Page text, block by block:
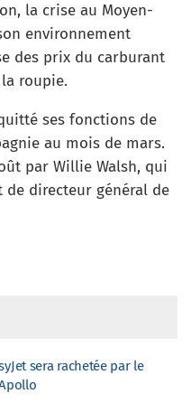
la crise au Moyen-
environnement
des prix du carburant
roupie.
ses fonctions de
au mois de mars.
par Willie Walsh, qui
directeur général de
sera rachetée par le